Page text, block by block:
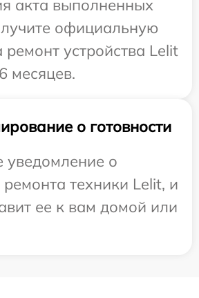
акта выполненных
официальную
устройства Lelit
месяцев.
о готовности
уведомление о
техники Lelit, и
ее к вам домой или